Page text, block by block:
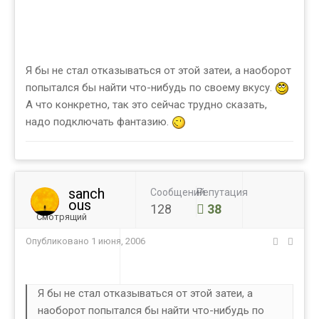
Я бы не стал отказываться от этой затеи, а наоборот
попытался бы найти что-нибудь по своему вкусу.
А что конкретно, так это сейчас трудно сказать,
надо подключать фантазию.
sanch
ous
Смотрящий
Сообщений
128
Репутация
38
Опубликовано 1 июня, 2006
Я бы не стал отказываться от этой затеи, а
наоборот попытался бы найти что-нибудь по